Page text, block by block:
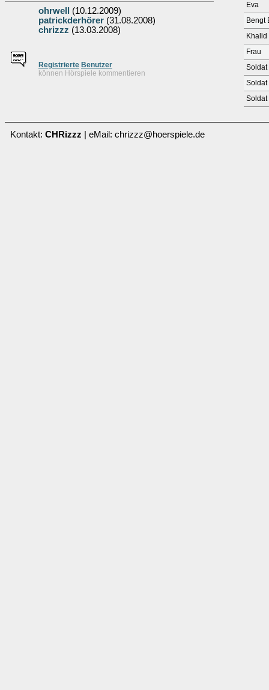
ohrwell
(10.12.2009)
patrickderhörer (31.08.2008)
chrizzz (13.03.2008)
Registrierte Benutzer
können Hörspiele kommentieren
Eva
Bengt
Frau
Soldat
Soldat
Soldat
Kontakt: CHRizzz | eMail: chrizzz@hoerspiele.de